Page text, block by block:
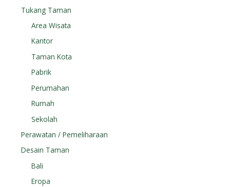
Tukang Taman
Area Wisata
Kantor
Taman Kota
Pabrik
Perumahan
Rumah
Sekolah
Perawatan / Pemeliharaan
Desain Taman
Bali
Eropa